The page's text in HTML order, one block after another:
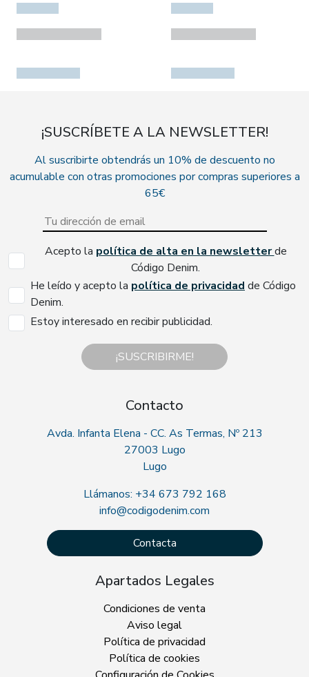
¡SUSCRÍBETE A LA NEWSLETTER!
Al suscribirte obtendrás un 10% de descuento no
acumulable con otras promociones por compras superiores a
65€
Acepto la política de alta en la newsletterde
Código Denim.
He leído y acepto la política de privacidadde Código
Denim.
Estoy interesado en recibir publicidad.
¡SUSCRIBIRME!
Contacto
Avda. Infanta Elena - CC. As Termas, Nº 213
27003 Lugo
Lugo
Llámanos: +34 673 792 168
info@codigodenim.com
Contacta
Apartados Legales
Condiciones de venta
Aviso legal
Política de privacidad
Política de cookies